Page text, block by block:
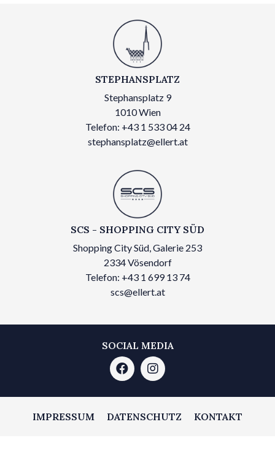
STEPHANSPLATZ
Stephansplatz 9
1010 Wien
Telefon: +43 1 533 04 24
stephansplatz@ellert.at
SCS - SHOPPING CITY SÜD
Shopping City Süd, Galerie 253
2334 Vösendorf
Telefon: +43 1 699 13 74
scs@ellert.at
SOCIAL MEDIA
IMPRESSUM DATENSCHUTZ KONTAKT